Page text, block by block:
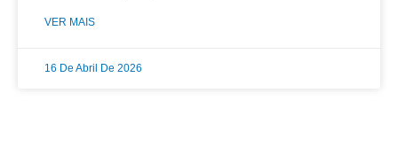
VER MAIS
16 De Abril De 2026